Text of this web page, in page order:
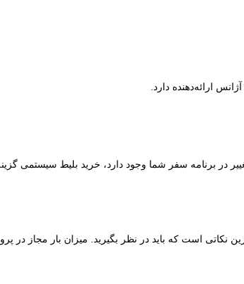
ارائه‌دهنده دارد.
در برنامه سفر شما وجود دارد، خرید بلیط سیستمی
نکاتی است که باید در نظر بگیرید. میزان بار مجاز در